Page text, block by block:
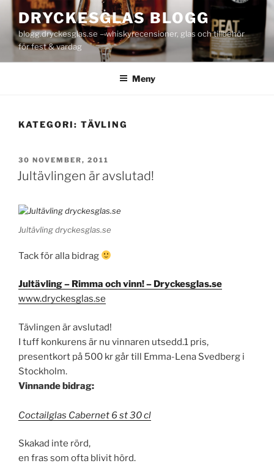
innehåll
DRYCKESGLAS BLOGG
blogg.dryckesglas.se – whiskyrecensioner, glas och tillbehör
för fest & vardag
Meny
KATEGORI: TÄVLING
PUBLICERAT
30 NOVEMBER, 2011
Jultävlingen är avslutad!
Jultävling dryckesglas.se
Tack för alla bidrag
Jultävling – Rimma och vinn! – Dryckesglas.se
www.dryckesglas.se
Tävlingen är avslutad!
I tuff konkurens är nu vinnaren utsedd.1 pris,
presentkort på 500 kr går till Emma-Lena Svedberg i
Stockholm.
Vinnande bidrag:
Coctailglas Cabernet 6 st 30 cl
Skakad inte rörd,
en fras som ofta blivit hörd.